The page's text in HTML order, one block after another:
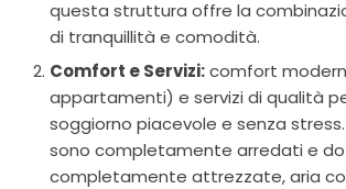
questa struttura offre la
di tranquillità e comodità.
Comfort e Servizi:comfort
appartamenti) e servizi di qualità
soggiorno piacevole e senza
sono completamente arredati e
completamente attrezzate, aria